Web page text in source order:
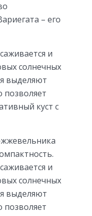
– его
и
солнечных
выделяют
позволяет
куст с
и
солнечных
выделяют
позволяет